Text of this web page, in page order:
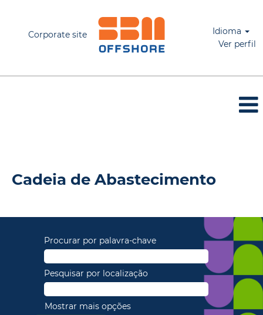
Corporate site
Idioma
Ver perfil
Cadeia de Abastecimento
Procurar por palavra-chave
Pesquisar por localização
Mostrar mais opções